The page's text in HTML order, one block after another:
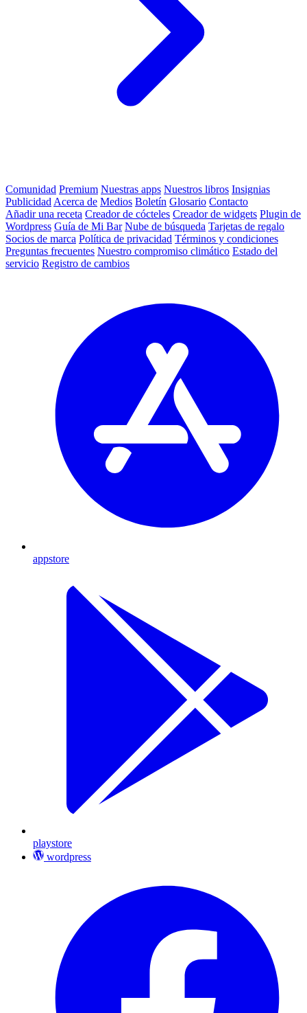
Comunidad Premium Nuestras apps Nuestros libros Insignias
Publicidad Acerca de Medios Boletín Glosario Contacto
Añadir una receta Creador de cócteles Creador de widgets Plugin de
Wordpress Guía de Mi Bar Nube de búsqueda Tarjetas de regalo
Socios de marca Política de privacidad Términos y condiciones
Preguntas frecuentes Nuestro compromiso climático Estado del
servicio Registro de cambios
appstore
playstore
wordpress